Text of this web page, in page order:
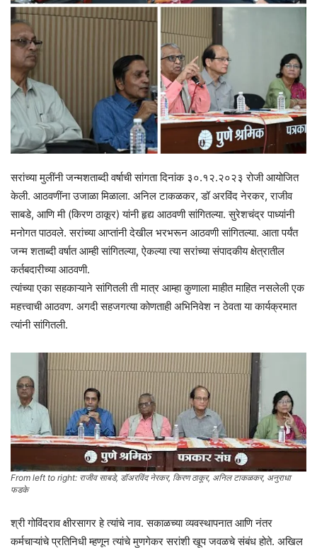
सरांच्या मुलींनी जन्मशताब्दी वर्षाची सांगता दिनांक ३०.१२.२०२३ रोजी आयोजित
केली. आठवणींना उजाळा मिळाला. अनिल टाकळकर, डॉ अरविंद नेरकर, राजीव
साबडे, आणि मी (किरण ठाकूर) यांनी हृद्य आठवणी सांगितल्या. सुरेशचंद्र पाध्यांनी
मनोगत पाठवले. सरांच्या आप्तांनी देखील भरभरून आठवणी सांगितल्या. आता पर्यंत
जन्म शताब्दी वर्षात आम्ही सांगितल्या, ऐकल्या त्या सरांच्या संपादकीय क्षेत्रातील
कर्तबदारीच्या आठवणी.
त्यांच्या एका सहकाऱ्याने सांगितली ती मात्र आम्हा कुणाला माहीत माहित नसलेली एक
महत्त्वाची आठवण. अगदी सहजगत्या कोणताही अभिनिवेश न ठेवता या कार्यक्रमात
त्यांनी सांगितली.
From left to right: राजीव साबडे, डॉअरविंद नेरकर, किरण ठाकूर, अनिल टाकळकर, अनुराधा
फडके
श्री गोविंदराव क्षीरसागर हे त्यांचे नाव. सकाळच्या व्यवस्थापनात आणि नंतर
कर्मचाऱ्यांचे प्रतिनिधी म्हणून त्यांचे मुणगेकर सरांशी खूप जवळचे संबंध होते. अखिल